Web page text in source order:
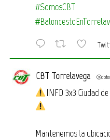
#SomosCBT
CBT Torrelavega
INFO 3x3 Ciudad
Mantenemos la